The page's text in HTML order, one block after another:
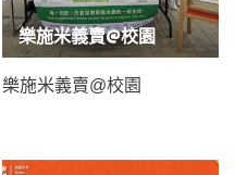
樂施米義賣@校園
樂施米義賣@校園